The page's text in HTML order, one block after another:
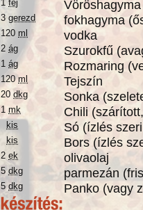
1fej
3gerezd fokhagyma
120 ml vodka
2ág Szurokfű
1ág Rozmaring
120ml Tejszín
20dkg Sonka
1mk Chili
kis Só (ízlés
kis Bors (ízlés
2ek olivaolaj
5dkg parmezán
5dkg Panko (vagy